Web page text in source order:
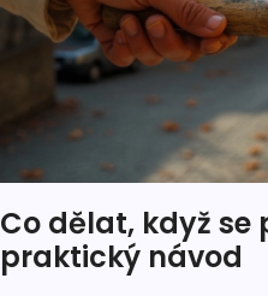
Co dělat, když
praktický návod